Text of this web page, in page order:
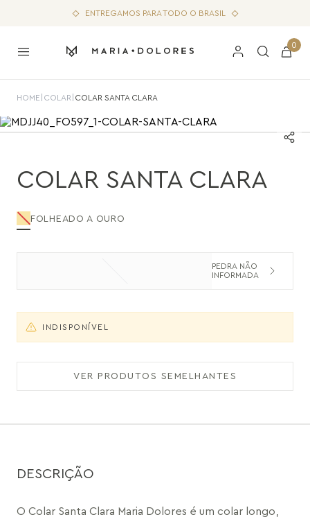
ENTREGAMOS PARA TODO O BRASIL
0
HOME COLAR COLAR SANTA CLARA
COLAR SANTA CLARA
FOLHEADO A OURO
PEDRA NÃO
INFORMADA
INDISPONÍVEL
VER PRODUTOS SEMELHANTES
DESCRIÇÃO
O Colar Santa Clara Maria Dolores é um colar longo,